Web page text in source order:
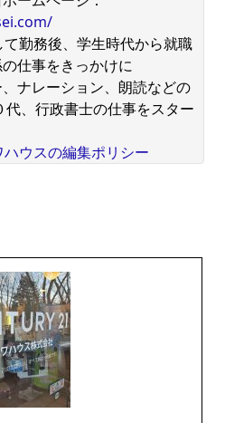
勤務後、学生時代から就職
仕事をきっかけに
ナレーション、朗読などの
、行政書士の仕事をスター
ウスの編集ポリシー